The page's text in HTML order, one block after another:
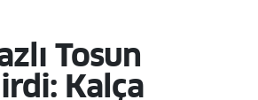
Tosun
Kalça
Durumu ve Fikstür